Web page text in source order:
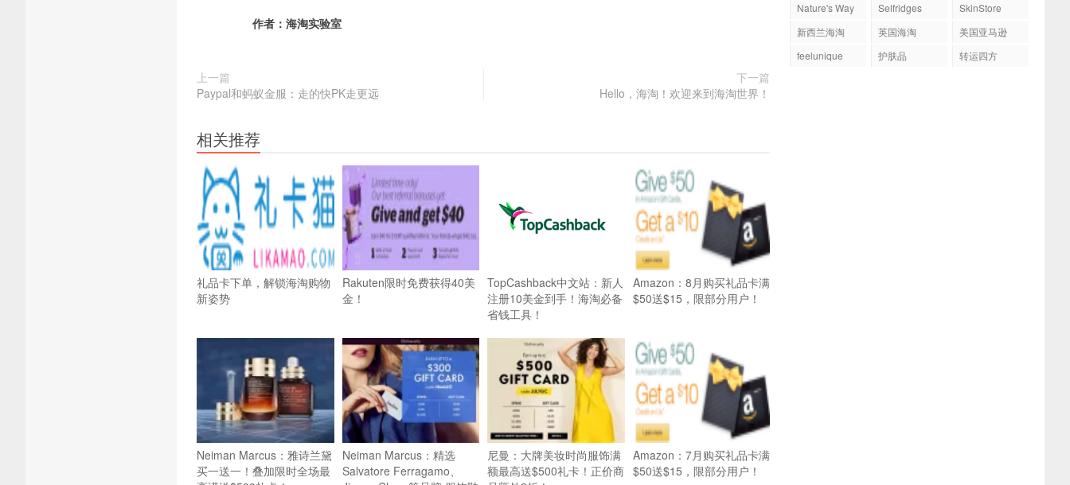
作者： 海淘实验室
上一篇
Paypal和蚂蚁金服：走的快PK走更远
下一篇
Hello，海淘！欢迎来到海淘世界！
相关推荐
礼品卡下单，解锁海淘购物
新姿势
Rakuten限时免费获得40美
金！
TopCashback中文站：新人
注册10美金到手！海淘必备
省钱工具！
Amazon：8月购买礼品卡满
$50送$15，限部分用户！
Neiman Marcus：雅诗兰黛
买一送一！叠加限时全场最
Neiman Marcus：精选
Salvatore Ferragamo、
尼曼：大牌美妆时尚服饰满
额最高送$500礼卡！正价商
Amazon：7月购买礼品卡满
$50送$15，限部分用户！
Nature's Way
Selfridges
SkinStore
新西兰海淘
英国海淘
美国亚马逊
feelunique
护肤品 转运四方